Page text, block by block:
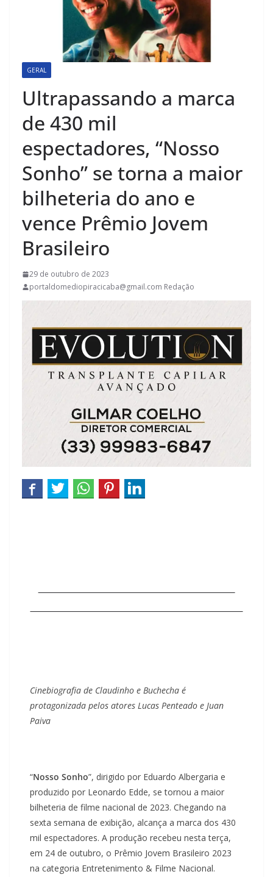
GERAL
Ultrapassando a marca
de 430 mil
espectadores, “Nosso
Sonho” se torna a maior
bilheteria do ano e
vence Prêmio Jovem
Brasileiro
29 de outubro de 2023
portaldomediopiracicaba@gmail.com Redação
Cinebiografia de Claudinho e Buchecha é
protagonizada pelos atores Lucas Penteado e Juan
Paiva
“Nosso Sonho”, dirigido por Eduardo Albergaria e
produzido por Leonardo Edde, se tornou a maior
bilheteria de filme nacional de 2023. Chegando na
sexta semana de exibição, alcança a marca dos 430
mil espectadores. A produção recebeu nesta terça,
em 24 de outubro, o Prêmio Jovem Brasileiro 2023
na categoria Entretenimento & Filme Nacional.